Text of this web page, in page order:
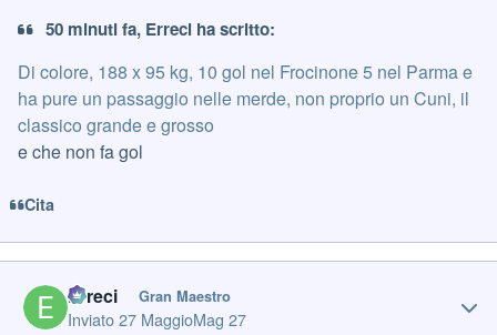
50 minuti fa, Erreci ha scritto:
Di colore, 188 x 95 kg, 10 gol nel Frocinone 5 nel Parma e
ha pure un passaggio nelle merde, non proprio un Cuni, il
classico grande e grosso
e che non fa gol
Cita
Erreci Gran Maestro
Inviato27 MaggioMag 27